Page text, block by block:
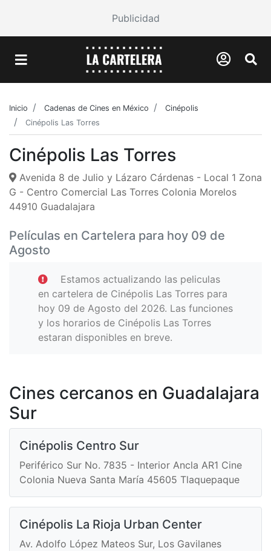
Publicidad
Inicio Cadenas de Cines en México
Cinépolis
Cinépolis Las Torres
Cinépolis Las Torres
Avenida 8 de Julio y Lázaro Cárdenas - Local 1 Zona
G - Centro Comercial Las Torres Colonia Morelos
44910 Guadalajara
Películas en Cartelera para hoy 09 de
Agosto
Estamos actualizando las peliculas
en cartelera de Cinépolis Las Torres para
hoy 09 de Agosto del 2026. Las funciones
y los horarios de Cinépolis Las Torres
estaran disponibles en breve.
Cines cercanos en Guadalajara
Sur
Cinépolis Centro Sur
Periférico Sur No. 7835 - Interior Ancla AR1 Cine
Colonia Nueva Santa María 45605 Tlaquepaque
Cinépolis La Rioja Urban Center
Av. Adolfo López Mateos Sur, Los Gavilanes